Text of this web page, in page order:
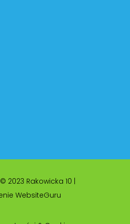
2023 Rakowicka 10 |
WebsiteGuru